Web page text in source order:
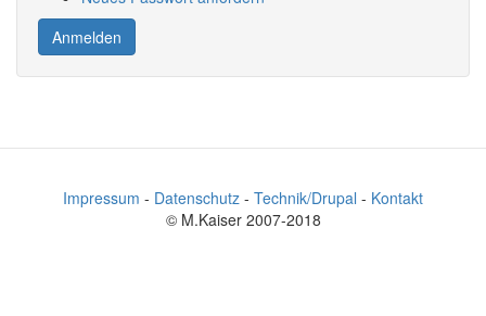
Anmelden
Impressum - Datenschutz - Technik/Drupal - Kontakt
© M.Kaiser 2007-2018